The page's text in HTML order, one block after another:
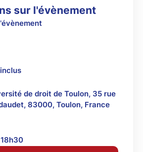
sur l'évènement
de droit de Toulon, 35 rue
83000, Toulon, France